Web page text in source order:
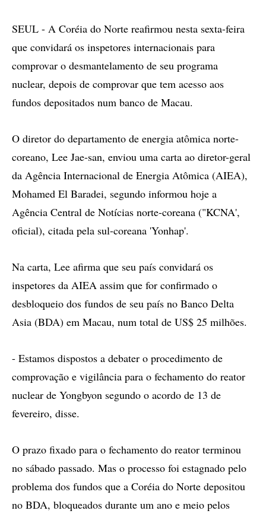
SEUL - A Coréia do Norte reafirmou nesta sexta-feira
que convidará os inspetores internacionais para
comprovar o desmantelamento de seu programa
nuclear, depois de comprovar que tem acesso aos
fundos depositados num banco de Macau.
O diretor do departamento de energia atômica norte-
coreano, Lee Jae-san, enviou uma carta ao diretor-geral
da Agência Internacional de Energia Atômica (AIEA),
Mohamed El Baradei, segundo informou hoje a
Agência Central de Notícias norte-coreana ("KCNA',
oficial), citada pela sul-coreana 'Yonhap'.
Na carta, Lee afirma que seu país convidará os
inspetores da AIEA assim que for confirmado o
desbloqueio dos fundos de seu país no Banco Delta
Asia (BDA) em Macau, num total de US$ 25 milhões.
- Estamos dispostos a debater o procedimento de
comprovação e vigilância para o fechamento do reator
nuclear de Yongbyon segundo o acordo de 13 de
fevereiro, disse.
O prazo fixado para o fechamento do reator terminou
no sábado passado. Mas o processo foi estagnado pelo
problema dos fundos que a Coréia do Norte depositou
no BDA, bloqueados durante um ano e meio pelos